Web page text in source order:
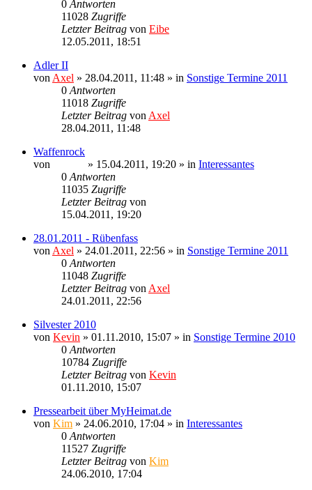
0 Antworten
11028 Zugriffe
Letzter Beitrag von Eibe
12.05.2011, 18:51
Adler II
von Axel » 28.04.2011, 11:48 » in Sonstige Termine 2011
0 Antworten
11018 Zugriffe
Letzter Beitrag von Axel
28.04.2011, 11:48
Waffenrock
von
» 15.04.2011, 19:20 » in Interessantes
0 Antworten
11035 Zugriffe
Letzter Beitrag von
15.04.2011, 19:20
28.01.2011 - Rübenfass
von Axel » 24.01.2011, 22:56 » in Sonstige Termine 2011
0 Antworten
11048 Zugriffe
Letzter Beitrag von Axel
24.01.2011, 22:56
Silvester 2010
von Kevin » 01.11.2010, 15:07 » in Sonstige Termine 2010
0 Antworten
10784 Zugriffe
Letzter Beitrag von Kevin
01.11.2010, 15:07
Pressearbeit über MyHeimat.de
von Kim » 24.06.2010, 17:04 » in Interessantes
0 Antworten
11527 Zugriffe
Letzter Beitrag von Kim
24.06.2010, 17:04